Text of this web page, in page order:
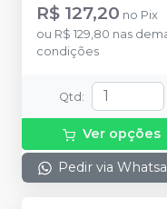
R$ 127,20 no Pix
ou R$ 129,80 nas
condições
Qtd :
Ver opções
Pedir via